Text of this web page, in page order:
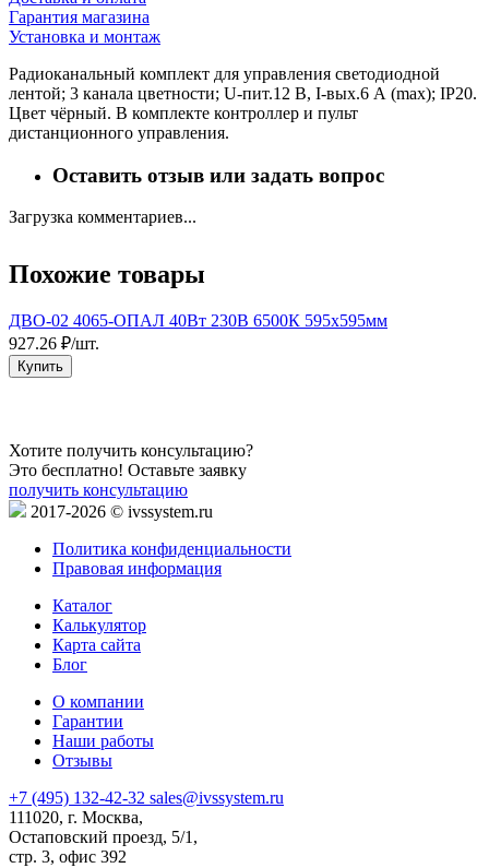
Гарантия магазина
Установка и монтаж
Радиоканальный комплект для управления светодиодной
лентой; 3 канала цветности; U-пит.12 В, I-вых.6 А (max); IP20.
Цвет чёрный. В комплекте контроллер и пульт
дистанционного управления.
Оставить отзыв или задать вопрос
Загрузка комментариев...
Похожие товары
ДВО-02 4065-ОПАЛ 40Вт 230В 6500К 595х595мм
927.26 ₽/шт.
Купить
Хотите получить консультацию?
Это бесплатно! Оставьте заявку
получить консультацию
2017-2026 © ivssystem.ru
Политика конфиденциальности
Правовая информация
Каталог
Калькулятор
Карта сайта
Блог
О компании
Гарантии
Наши работы
Отзывы
+7 (495) 132-42-32 sales@ivssystem.ru
111020, г. Москва,
Остаповский проезд, 5/1,
стр. 3, офис 392